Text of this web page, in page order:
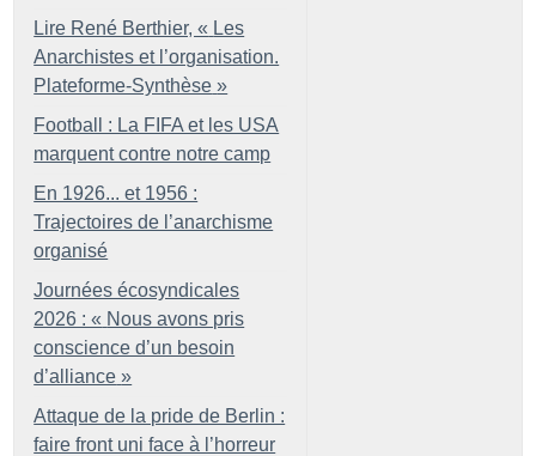
Lire René Berthier, « Les
Anarchistes et l’organisation.
Plateforme-Synthèse »
Football : La FIFA et les USA
marquent contre notre camp
En 1926... et 1956 :
Trajectoires de l’anarchisme
organisé
Journées écosyndicales
2026 : « Nous avons pris
conscience d’un besoin
d’alliance »
Attaque de la pride de Berlin :
faire front uni face à l’horreur